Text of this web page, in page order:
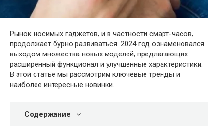
Рынок носимых гаджетов, и в частности смарт-часов,
продолжает бурно развиваться. 2024 год ознаменовался
выходом множества новых моделей, предлагающих
расширенный функционал и улучшенные характеристики.
В этой статье мы рассмотрим ключевые тренды и
наиболее интересные новинки.
Содержание